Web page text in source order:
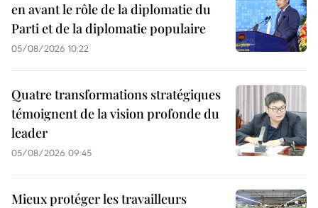
en avant le rôle de la diplomatie du
Parti et de la diplomatie populaire
05/08/2026 10:22
Quatre transformations stratégiques
témoignent de la vision profonde du
leader
05/08/2026 09:45
Mieux protéger les travailleurs